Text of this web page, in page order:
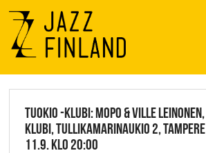
Menu
JAZZ FINLAND LIVE
TUOKIO -KLUBI: MOPO & VILLE LEINONEN,
KLUBI, TULLIKAMARINAUKIO 2, TAMPERE
11.9. KLO 20:00